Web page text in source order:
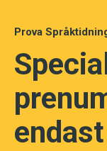
Prova